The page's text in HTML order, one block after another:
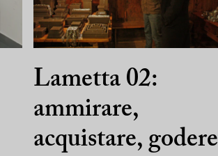
Lametta 02:
ammirare,
acquistare, godere